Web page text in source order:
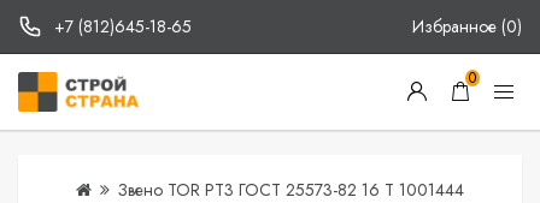
+7 (812)645-18-65 Избранное (0)
0
Звено TOR РТ3 ГОСТ 25573-82 16 Т 1001444